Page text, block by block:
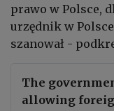
prawo w Polsce,
urzędnik w
szanował -
The
allowing